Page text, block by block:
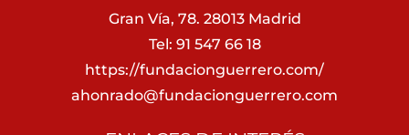
Gran Vía, 78. 28013 Madrid
Tel: 91 547 66 18
https://fundacionguerrero.com/
ahonrado@fundacionguerrero.com